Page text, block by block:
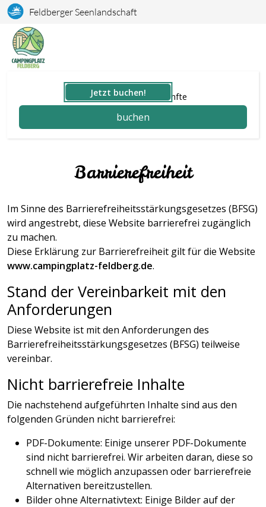
Feldberger Seenlandschaft
Stellplätze und Unterkünfte
buchen
Jetzt buchen!
Barrierefreiheit
Im Sinne des Barrierefreiheitsstärkungs­gesetzes (BFSG)
wird angestrebt, diese Website barrierefrei zugänglich
zu machen.
Diese Erklärung zur Barrierefreiheit gilt für die Website
www.campingplatz-feldberg.de.
Stand der Vereinbarkeit mit den
Anforderungen
Diese Website ist mit den Anforderungen des
Barrierefreiheitsstärkungs­gesetzes (BFSG) teilweise
vereinbar.
Nicht barrierefreie Inhalte
Die nachstehend aufgeführten Inhalte sind aus den
folgenden Gründen nicht barrierefrei:
PDF-Dokumente: Einige unserer PDF-Dokumente
sind nicht barrierefrei. Wir arbeiten daran, diese so
schnell wie möglich anzupassen oder barrierefreie
Alternativen bereitzustellen.
Bilder ohne Alternativtext: Einige Bilder auf der